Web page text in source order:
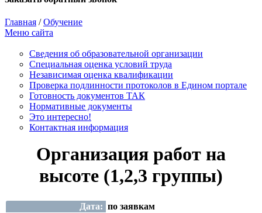
Главная /Обучение
Меню сайта
Сведения об образовательной организации
Cпециальная оценка условий труда
Независимая оценка квалификации
Проверка подлинности протоколов в Едином портале
Готовность документов ТАК
Нормативные документы
Это интересно!
Контактная информация
Организация работ на
высоте (1,2,3 группы)
Дата: по заявкам